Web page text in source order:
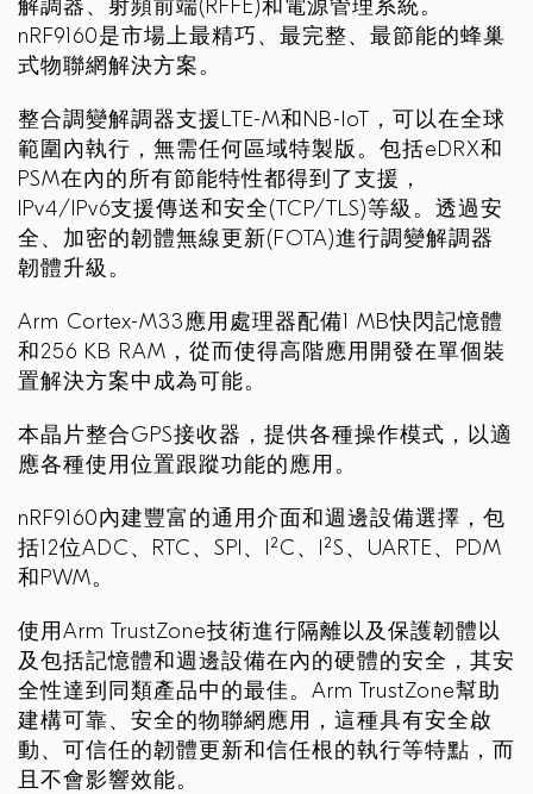
解調器、射頻前端(RFFE)和電源管理系統。
nRF9160是市場上最精巧、最完整、最節能的蜂巢
式物聯網解決方案。
整合調變解調器支援LTE-M和NB-IoT，可以在全球
範圍內執行，無需任何區域特製版。包括eDRX和
PSM在內的所有節能特性都得到了支援，
IPv4/IPv6支援傳送和安全(TCP/TLS)等級。透過安
全、加密的韌體無線更新(FOTA)進行調變解調器
韌體升級。
Arm Cortex-M33應用處理器配備1 MB快閃記憶體
和256 KB RAM，從而使得高階應用開發在單個裝
置解決方案中成為可能。
本晶片整合GPS接收器，提供各種操作模式，以適
應各種使用位置跟蹤功能的應用。
nRF9160內建豐富的通用介面和週邊設備選擇，包
括12位ADC、RTC、SPI、I²C、I²S、UARTE、PDM
和PWM。
使用Arm TrustZone技術進行隔離以及保護韌體以
及包括記憶體和週邊設備在內的硬體的安全，其安
全性達到同類產品中的最佳。Arm TrustZone幫助
建構可靠、安全的物聯網應用，這種具有安全啟
動、可信任的韌體更新和信任根的執行等特點，而
且不會影響效能。